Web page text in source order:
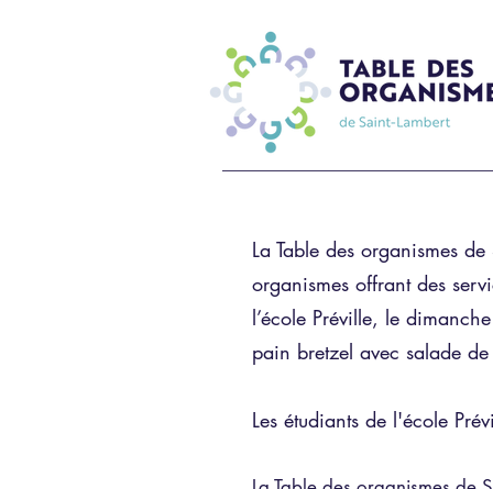
La Table des organismes
organismes offrant des
l’école Préville, le
pain bretzel avec salade
Les étudiants de l'école